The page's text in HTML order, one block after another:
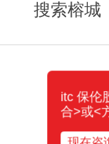
搜索榕城
itc 保伦
合>或<